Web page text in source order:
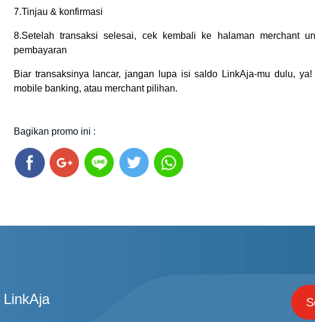
7.Tinjau & konfirmasi
8.Setelah transaksi selesai, cek kembali ke halaman merchant
pembayaran
Biar transaksinya lancar, jangan lupa isi saldo LinkAja-mu dulu,
mobile banking, atau merchant pilihan.
Bagikan promo ini :